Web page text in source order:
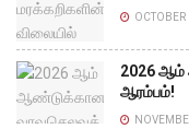
2026 ஆம்
ஆரம்பம்!